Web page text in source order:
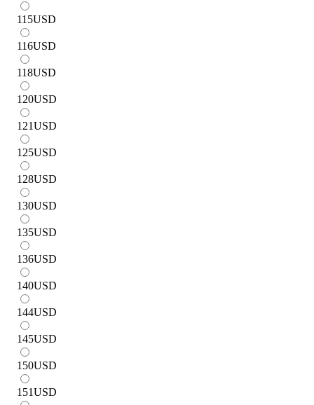
115USD
116USD
118USD
120USD
121USD
125USD
128USD
130USD
135USD
136USD
140USD
144USD
145USD
150USD
151USD